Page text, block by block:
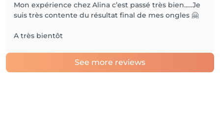
Mon expérience chez Alina c’est passé très bien…..Je
suis très contente du résultat final de mes ongles 🤗
A très bientôt
See more reviews